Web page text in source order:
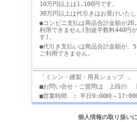
10万円以上は1,100円です。
30万円以上は代引きはお受けいた
●コンビニ支払は商品合計金額が
利用できません(別途手数料440円
す)。
●代引き支払いは商品合計金額が、
ご利用できません。
「ミシン・縫製・用具ショップ 」
■お問い合せ・ご質問は 上段の
■営業時間 : 平日9:00時～17:00
個人情報の取り扱い